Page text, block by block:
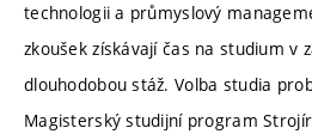
technologii a průmyslový
zkoušek získávají čas na studium v
dlouhodobou stáž. Volba studia
Magisterský studijní program